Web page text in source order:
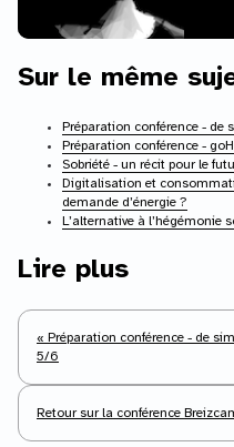
Sur le même
Préparation conférence - de
Préparation conférence -
Sobriété - un récit pour le
Digitalisation et
demande d’énergie ?
L’alternative à l’hégémonie
Lire plus
« Préparation conférence - de
5/6
Retour sur la conférence